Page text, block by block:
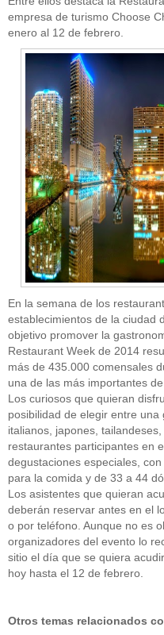
empresa de turismo Choose
enero al 12 de febrero.
En la semana de los
establecimientos de la ciudad
objetivo promover la
Restaurant Week de 2014
más de 435.000 comensales
una de las más importantes
Los curiosos que quieran
posibilidad de elegir entre
italianos, japones,
restaurantes participantes en
degustaciones especiales,
para la comida y de 33 a 44
Los asistentes que quieran
deberán reservar antes en el
o por teléfono. Aunque no es
organizadores del evento lo
sitio el día que se quiera
hoy hasta el 12 de febrero.
Otros temas relacionados